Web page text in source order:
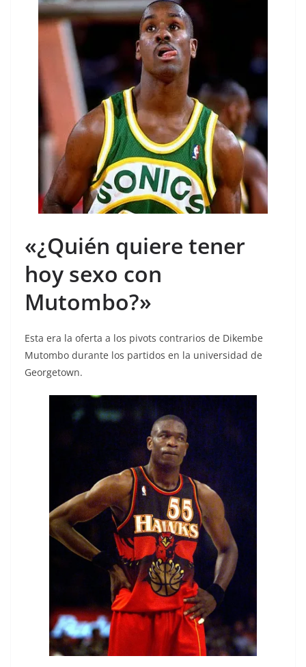
«¿Quién quiere tener
hoy sexo con
Mutombo?»
Esta era la oferta a los pivots contrarios de Dikembe
Mutombo durante los partidos en la universidad de
Georgetown.